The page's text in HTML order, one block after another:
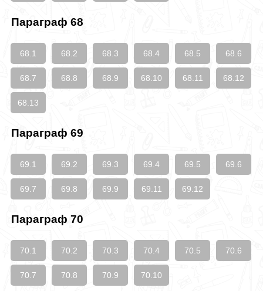
Параграф 68
68.1 68.2 68.3 68.4 68.5 68.6
68.7 68.8 68.9 68.10 68.11 68.12
68.13
Параграф 69
69.1 69.2 69.3 69.4 69.5 69.6
69.7 69.8 69.9 69.11 69.12
Параграф 70
70.1 70.2 70.3 70.4 70.5 70.6
70.7 70.8 70.9 70.10